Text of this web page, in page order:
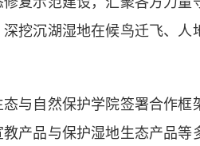
挖沉湖湿地在候鸟迁飞、人
自然保护学院签署合作框
产品与保护湿地生态产品等